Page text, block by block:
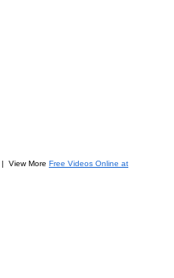
| View More Free Videos Online at